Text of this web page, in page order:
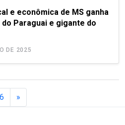
e econômica de MS ganha
Paraguai e gigante do
DE 2025
6 »